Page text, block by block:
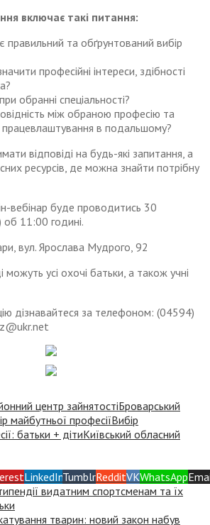
включає такі питання:
та обґрунтований вибір
професійні інтереси, здібності
обранні спеціальності?
між обраною професію та
в подальшому?
відповіді на будь-які запитання, а
ресурсів, де можна знайти потрібну
вебінар буде проводитись 30
об 11:00 годині.
вул. Ярослава Мудрого, 92
можуть усі охочі батьки, а також учні
дізнавайтеся за телефоном: (04594)
центр зайнятостіБроварський
майбутньої професіїВибір
батьки + дітиКиївський обласний
LinkedInTumblrRedditVKWhatsApp
видатним спортсменам та їх
тварин: новий закон набув